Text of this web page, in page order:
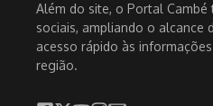
Além do site, o Portal Cambé
sociais, ampliando o alcance
acesso rápido às
região.